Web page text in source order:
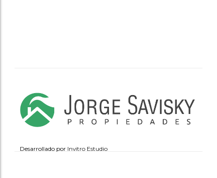
Desarrollado por Invitro Estudio